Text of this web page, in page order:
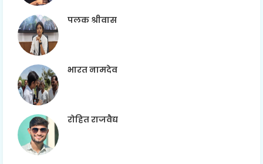
पलक श्रीवास
भारत नामदेव
रोहित राजवैद्य